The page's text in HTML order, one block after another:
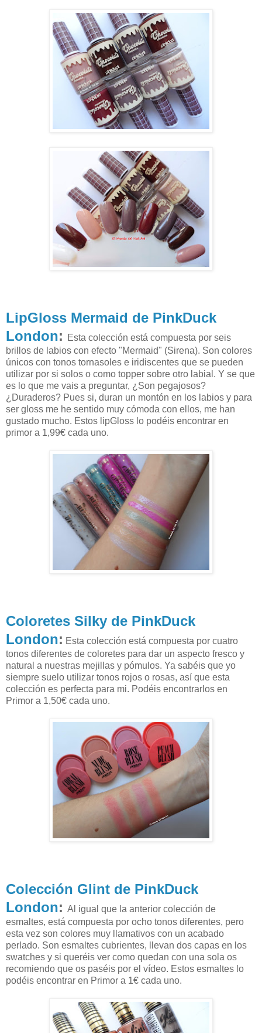
LipGloss Mermaid de PinkDuck
London:
Esta colección está compuesta por seis
brillos de labios con efecto "Mermaid" (Sirena). Son colores
únicos con tonos tornasoles e iridiscentes que se pueden
utilizar por si solos o como topper sobre otro labial. Y se que
es lo que me vais a preguntar, ¿Son pegajosos?
¿Duraderos? Pues si, duran un montón en los labios y para
ser gloss me he sentido muy cómoda con ellos, me han
gustado mucho. Estos lipGloss lo podéis encontrar en
primor a 1,99€ cada uno.
Coloretes Silky de PinkDuck
London: Esta colección está compuesta por cuatro
tonos diferentes de coloretes para dar un aspecto fresco y
natural a nuestras mejillas y pómulos. Ya sabéis que yo
siempre suelo utilizar tonos rojos o rosas, así que esta
colección es perfecta para mi. Podéis encontrarlos en
Primor a 1,50€ cada uno.
Colección Glint de PinkDuck
London: Al igual que la anterior colección de
esmaltes, está compuesta por ocho tonos diferentes, pero
esta vez son colores muy llamativos con un acabado
perlado. Son esmaltes cubrientes, llevan dos capas en los
swatches y si queréis ver como quedan con una sola os
recomiendo que os paséis por el vídeo. Estos esmaltes lo
podéis encontrar en Primor a 1€ cada uno.